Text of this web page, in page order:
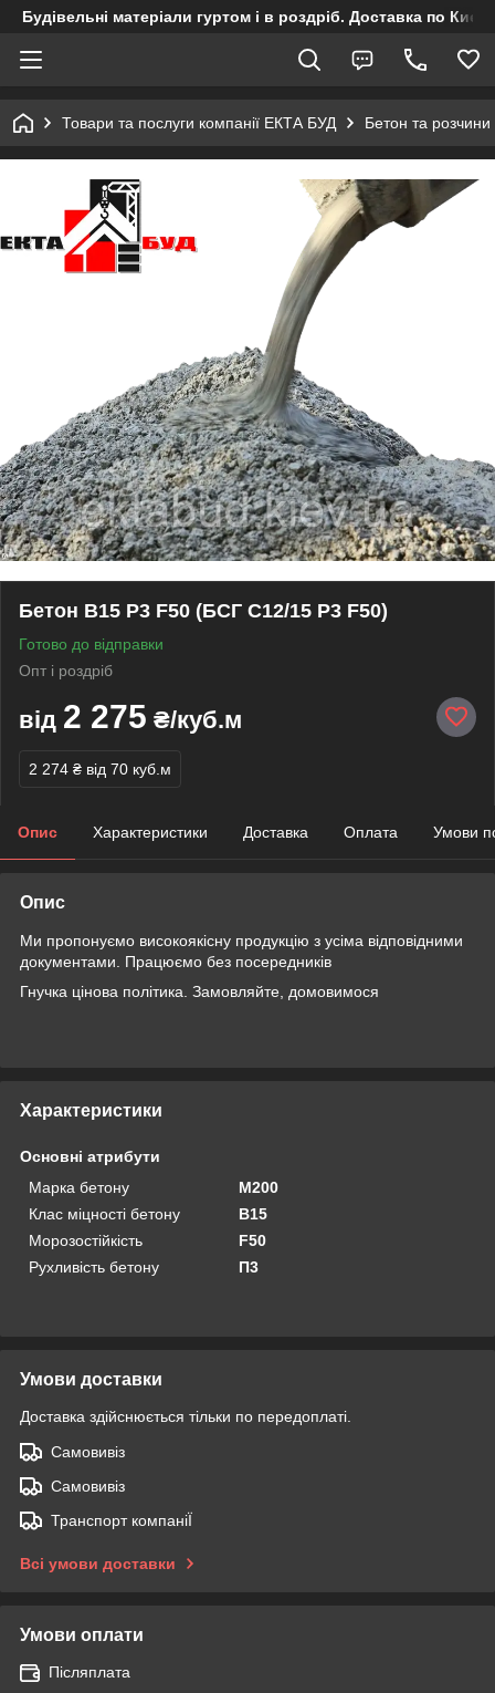
Будівельні матеріали гуртом і в роздріб. Доставка по
Товари та послуги компанії ЕКТА БУД Бетон та розчини
Бетон В15 Р3 F50 (БСГ С12/15 Р3 F50)
Готово до відправки
Опт і роздріб
від 2 275 ₴/куб.м
2 274 ₴ від 70 куб.м
Опис Характеристики Доставка Оплата Умови
Опис
Ми пропонуємо високоякісну продукцію з усіма відповідними
документами. Працюємо без посередників
Гнучка цінова політика. Замовляйте, домовимося
Характеристики
Основні атрибути
Марка бетону
М200
Клас міцності бетону
В15
Морозостійкість
F50
Рухливість бетону
П3
Умови доставки
Доставка здійснюється тільки по передоплаті.
Самовивіз
Самовивіз
Транспорт компаніЇ
Всі умови доставки
Умови оплати
Післяплата